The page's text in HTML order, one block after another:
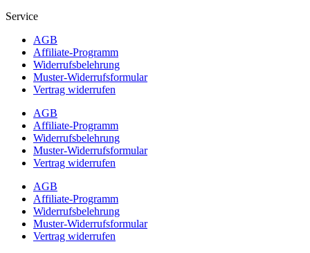
Service
AGB
Affiliate-Programm
Widerrufsbelehrung
Muster-Widerrufsformular
Vertrag widerrufen
AGB
Affiliate-Programm
Widerrufsbelehrung
Muster-Widerrufsformular
Vertrag widerrufen
AGB
Affiliate-Programm
Widerrufsbelehrung
Muster-Widerrufsformular
Vertrag widerrufen